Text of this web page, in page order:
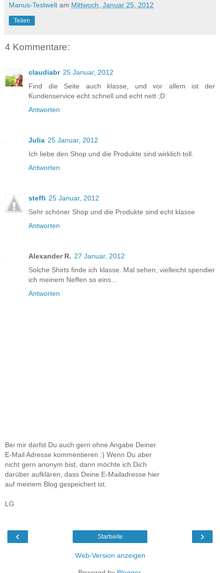
Manus-Testwelt am Mittwoch, Januar 25, 2012
Teilen
4 Kommentare:
claudiabr 25 Januar, 2012
Find die Seite auch klasse, und vor allem ist der
Kundenservice echt schnell und echt nett ;D
Antworten
Julia 25 Januar, 2012
Ich liebe den Shop und die Produkte sind wirklich toll.
Antworten
steffi 25 Januar, 2012
Sehr schöner Shop und die Produkte sind echt klasse
Antworten
Alexander R. 27 Januar, 2012
Solche Shirts finde ich klasse. Mal sehen, vielleicht spendier
ich meinem Neffen so eins...
Antworten
Bei mir darfst Du auch gern ohne Angabe Deiner
E-Mail Adresse kommentieren :) Wenn Du aber
nicht gern anonym bist, dann möchte ich Dich
darüber aufklären, dass Deine E-Mailadresse hier
auf meinem Blog gespeichert ist.
LG
‹ ›
Startseite
Web-Version anzeigen